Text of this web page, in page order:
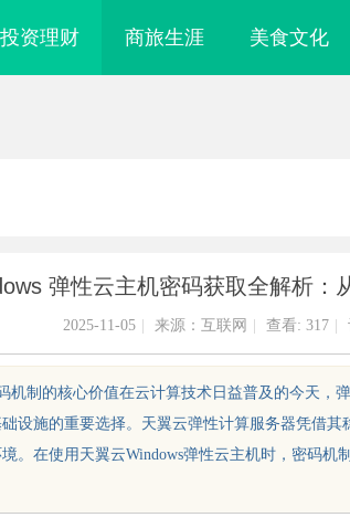
投资理财 商旅生涯 美食文化
弹性云主机密码获取全解析：
2025-11-05 来源：互联网 查看: 317
机制的核心价值在云计算技术日益普及的今天，
设施的重要选择。天翼云弹性计算服务器凭借其
。在使用天翼云Windows弹性云主机时，密码机